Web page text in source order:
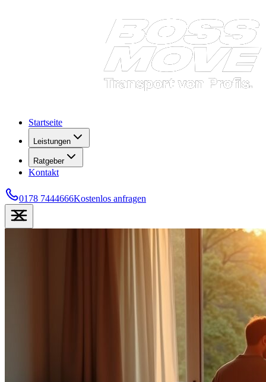
Startseite
Leistungen
Ratgeber
Kontakt
0178 7444666Kostenlos anfragen